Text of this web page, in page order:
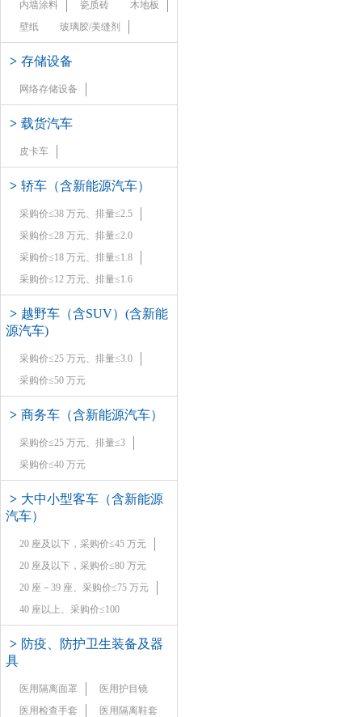
内墙涂料 瓷质砖
木地板
壁纸
玻璃胶/美缝剂
> 存储设备
网络存储设备
> 载货汽车
皮卡车
> 轿车（含新能源汽车）
采购价≤38 万元、排量≤2.5
采购价≤28 万元、排量≤2.0
采购价≤18 万元、排量≤1.8
采购价≤12 万元、排量≤1.6
> 越野车（含SUV）(含新能
源汽车)
采购价≤25 万元、排量≤3.0
采购价≤50 万元
> 商务车（含新能源汽车）
采购价≤25 万元、排量≤3
采购价≤40 万元
> 大中小型客车（含新能源
汽车）
20 座及以下，采购价≤45 万元
20 座及以下，采购价≤80 万元
20 座－39 座、采购价≤75 万元
40 座以上、采购价≤100
> 防疫、防护卫生装备及器
具
医用隔离面罩
医用护目镜
医用检查手套
医用隔离鞋套